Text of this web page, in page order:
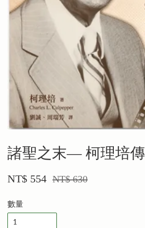
諸聖之末— 柯理培傳
NT$ 554 NT$ 630
數量